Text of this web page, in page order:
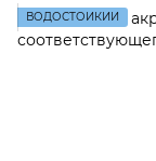
ВОДОСТОЙКИЙ